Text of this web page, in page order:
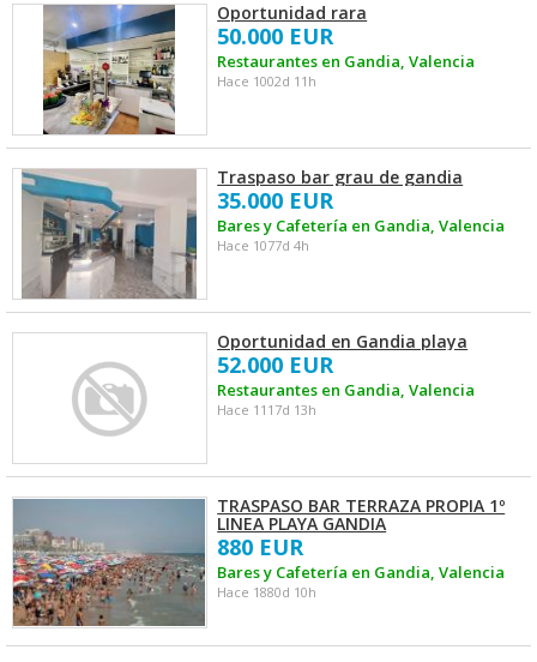
Oportunidad rara
50.000 EUR
Restaurantes en Gandia, Valencia
Hace 1002d 11h
Traspaso bar grau de gandia
35.000 EUR
Bares y Cafetería en Gandia, Valencia
Hace 1077d 4h
Oportunidad en Gandia playa
52.000 EUR
Restaurantes en Gandia, Valencia
Hace 1117d 13h
TRASPASO BAR TERRAZA PROPIA 1º
LINEA PLAYA GANDIA
880 EUR
Bares y Cafetería en Gandia, Valencia
Hace 1880d 10h